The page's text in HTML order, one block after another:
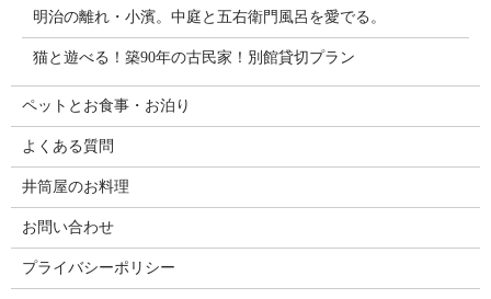
明治の離れ・小濱。中庭と五右衛門風呂を愛でる。
猫と遊べる！築90年の古民家！別館貸切プラン
ペットとお食事・お泊り
よくある質問
井筒屋のお料理
お問い合わせ
プライバシーポリシー